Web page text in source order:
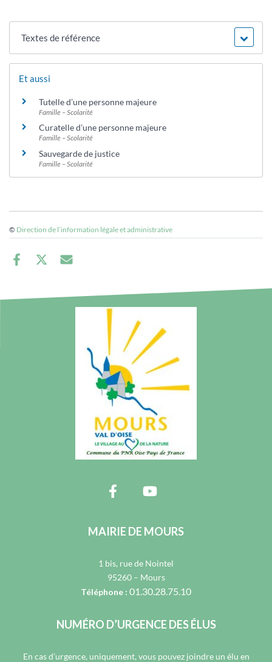
Textes de référence
Et aussi
Tutelle d’une personne majeure
Famille – Scolarité
Curatelle d’une personne majeure
Famille – Scolarité
Sauvegarde de justice
Famille – Scolarité
© Direction de l’information légale et administrative
MAIRIE DE MOURS
1 bis, rue de Nointel
95260 – Mours
Téléphone : 01.30.28.75.10
NUMÉRO D’URGENCE DES ÉLUS
En cas d’urgence, uniquement, vous pouvez joindre un élu en